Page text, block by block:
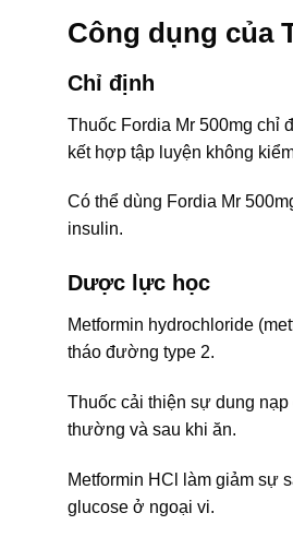
Công dụng của
Chỉ định
Thuốc Fordia Mr 500mg chỉ
kết hợp tập luyện không
Có thể dùng Fordia Mr
insulin.
Dược lực học
Metformin hydrochloride
tháo đường type 2.
Thuốc cải thiện sự dung
thường và sau khi ăn.
Metformin HCl làm giảm sự
glucose ở ngoại vi.